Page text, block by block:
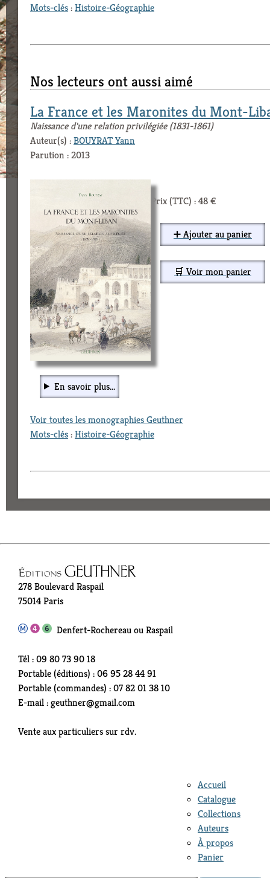
Mots-clés:Histoire-Géographie
Nos lecteurs ont aussi aimé
La France et les Maronites du Mont-
Naissance d'une relation privilégiée (1831-1861)
Auteur(s) :BOUYRAT Yann
Parution : 2013
Prix (TTC) : 48 €
➕ Ajouter au panier
🛒 Voir mon panier
En savoir plus...
Voir toutes les monographies Geuthner
Mots-clés:Histoire-Géographie
278 Boulevard Raspail
75014 Paris
Denfert-Rochereau ou Raspail
Tél : 09 80 73 90 18
Portable (éditions) : 06 95 28 44 91
Portable (commandes) : 07 82 01 38 10
E-mail : geuthner@gmail.com
Vente aux particuliers sur rdv.
Accueil
Catalogue
Collections
Auteurs
À propos
Panier